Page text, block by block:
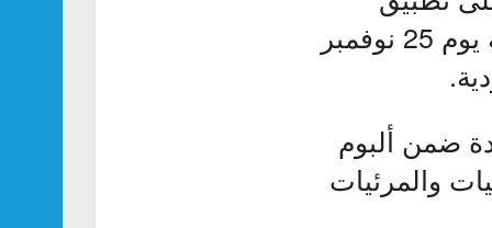
انستجرام نفاد تذاكر حفل الفنانة أصالة نصري، المقرر إقامته يوم 25 نوفمبر
طرحت مؤخراً 3 أغاني جديدة ضمن ألبوم
والمرئيات